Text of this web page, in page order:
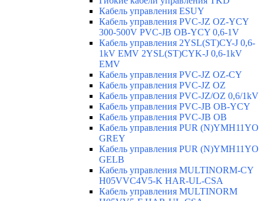
Кабель управления ESUY
Кабель управления PVC-JZ OZ-YCY
300-500V PVC-JB OB-YCY 0,6-1V
Кабель управления 2YSL(ST)CY-J 0,6-
1kV EMV 2YSL(ST)CYK-J 0,6-1kV
EMV
Кабель управления PVC-JZ OZ-CY
Кабель управления PVC-JZ OZ
Кабель управления PVC-JZ/OZ 0,6/1kV
Кабель управления PVC-JB OB-YCY
Кабель управления PVC-JB OB
Кабель управления PUR (N)YMH11YO
GREY
Кабель управления PUR (N)YMH11YO
GELB
Кабель управления MULTINORM-CY
H05VVC4V5-K HAR-UL-CSA
Кабель управления MULTINORM